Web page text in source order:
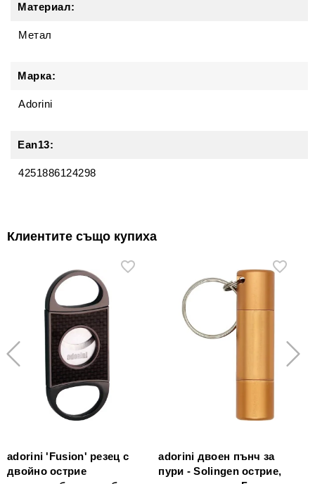
Материал:
Метал
Марка:
Adorini
Ean13:
4251886124298
Клиентите също купиха
adorini 'Fusion' резец с
двойно острие
adorini двоен пънч за
пури - Solingen острие,